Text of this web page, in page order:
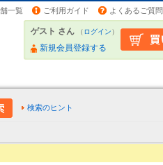
一覧 ご利用ガイド よくあるご質問
ゲスト さん （ログイン）
新規会員登録する
検索のヒント